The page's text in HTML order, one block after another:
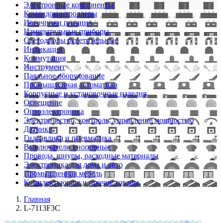
Электронные компоненты
Командоконтроллеры
Источники питания
Измерительные приборы
Светодиоды осветительные
Индикация
Коммутация
Инструмент
Паяльное оборудование
Промышленная автоматика
Корпусные и установочные изделия
Освещение
Оптоэлектроника
Электричество, контроль, управление мощностью
Датчики
Гидравлика и пневматика
Выключатели кнопочные
Провода, шнуры, расходные материалы
Электроника для дома и авто
Промышленная мебель
Комплектующие и прочие товары
Главная
L-7113F3C